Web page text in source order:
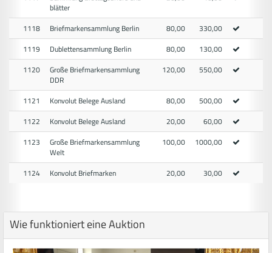
blätter
1118 Briefmarkensammlung Berlin 80,00
330,00
1119
Dublettensammlung Berlin 80,00
130,00
1120
Große Briefmarkensammlung
DDR
120,00 550,00
1121 Konvolut Belege Ausland 80,00
500,00
1122
Konvolut Belege Ausland 20,00
60,00
1123
Große Briefmarkensammlung
Welt
100,00 1000,00
1124 Konvolut Briefmarken 20,00 30,00
Wie funktioniert eine Auktion